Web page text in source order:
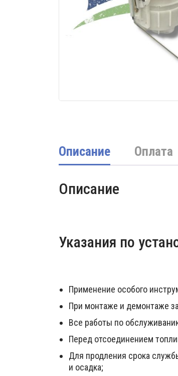
Описание Оплата
Описание
Указания по
Применение особого
При монтаже и демонтаже
Все работы по
Перед отсоединением
Для продления срока
и осадка;